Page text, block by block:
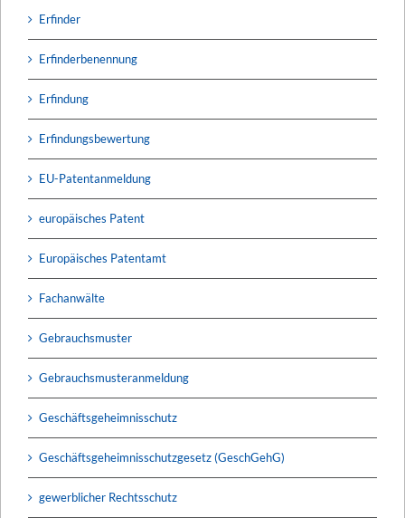
Erfinder
Erfinderbenennung
Erfindung
Erfindungsbewertung
EU-Patentanmeldung
europäisches Patent
Europäisches Patentamt
Fachanwälte
Gebrauchsmuster
Gebrauchsmusteranmeldung
Geschäftsgeheimnisschutz
Geschäftsgeheimnisschutzgesetz (GeschGehG)
gewerblicher Rechtsschutz